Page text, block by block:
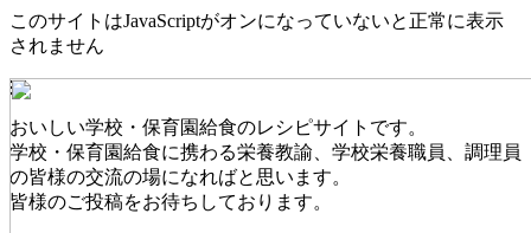
このサイトはJavaScriptがオンになっていないと正常に表示
されません
おいしい学校・保育園給食のレシピサイトです。
学校・保育園給食に携わる栄養教諭、学校栄養職員、調理員
の皆様の交流の場になればと思います。
皆様のご投稿をお待ちしております。